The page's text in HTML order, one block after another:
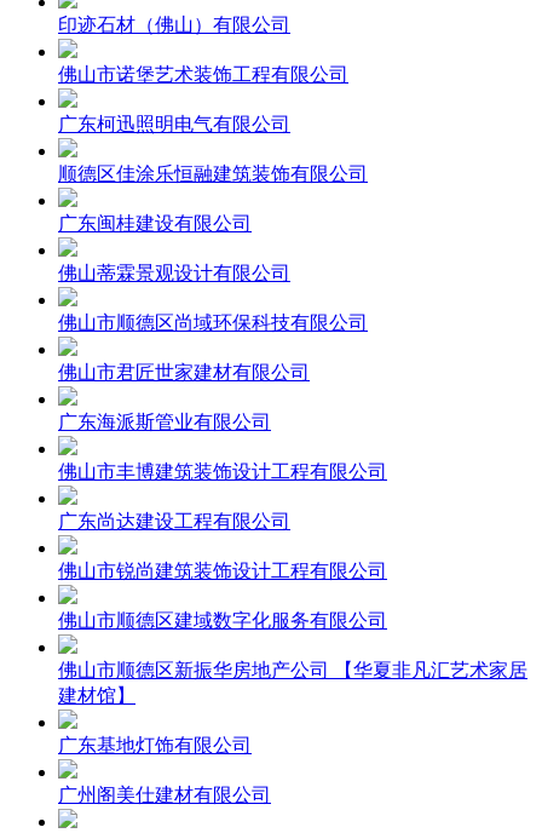
印迹石材（佛山）有限公司
佛山市诺堡艺术装饰工程有限公司
广东柯迅照明电气有限公司
顺德区佳涂乐恒融建筑装饰有限公司
广东闽桂建设有限公司
佛山蒂霖景观设计有限公司
佛山市顺德区尚域环保科技有限公司
佛山市君匠世家建材有限公司
广东海派斯管业有限公司
佛山市丰博建筑装饰设计工程有限公司
广东尚达建设工程有限公司
佛山市锐尚建筑装饰设计工程有限公司
佛山市顺德区建域数字化服务有限公司
佛山市顺德区新振华房地产公司 【华夏非凡汇艺术家居
建材馆】
广东基地灯饰有限公司
广州阁美仕建材有限公司